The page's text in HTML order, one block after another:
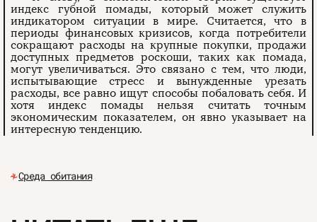
Среда обитания
индекс губной помады, который может служить
индикатором ситуации в мире. Считается, что в
периоды финансовых кризисов, когда потребители
сокращают расходы на крупные покупки, продажи
доступных предметов роскоши, таких как помада,
могут увеличиваться. Это связано с тем, что люди,
испытывающие стресс и вынужденные урезать
расходы, все равно ищут способы побаловать себя. И
хотя индекс помады нельзя считать точным
экономическим показателем, он явно указывает на
интересную тенденцию.